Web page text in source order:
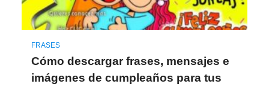
FRASES
Cómo descargar frases, mensajes e
imágenes de cumpleaños para tus